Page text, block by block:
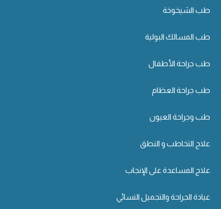
طب الشيخوخة
طب المسالك البولية
طب جراحة الأطفال
طب جراحة العظام
طب وجراحة العيون
علاج التخاطب و النطق
علاج المساعدة على الإنجاب
عيادة الجراحة والتجميل النسائي